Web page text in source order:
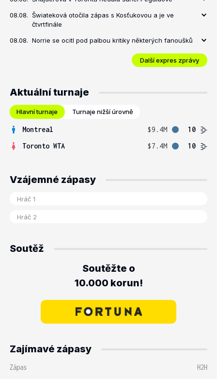
08.08. Šwiateková otočila zápas s Kosťukovou a je ve
čtvrtfinále
08.08. Norrie se ocitl pod palbou kritiky některých fanoušků
Další expres zprávy
Aktuální turnaje
Hlavní turnaje Turnaje nižší úrovně
Montreal $9.4M
10
Toronto WTA
$7.4M 10
Vzájemné zápasy
Soutěž
Soutěžte o
10.000 korun!
Zajímavé zápasy
Zápas
H2H